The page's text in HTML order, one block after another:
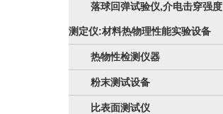
落球回弹试验仪,介电击穿强度
测定仪:材料热物理性能实验设备
热物性检测仪器
粉末测试设备
比表面测试仪